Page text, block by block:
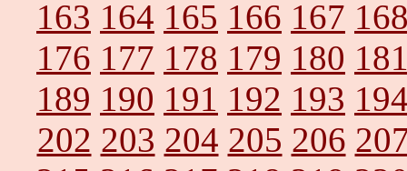
163 164 165 166 167
176 177 178 179 180
189 190 191 192 193
202 203 204 205 206